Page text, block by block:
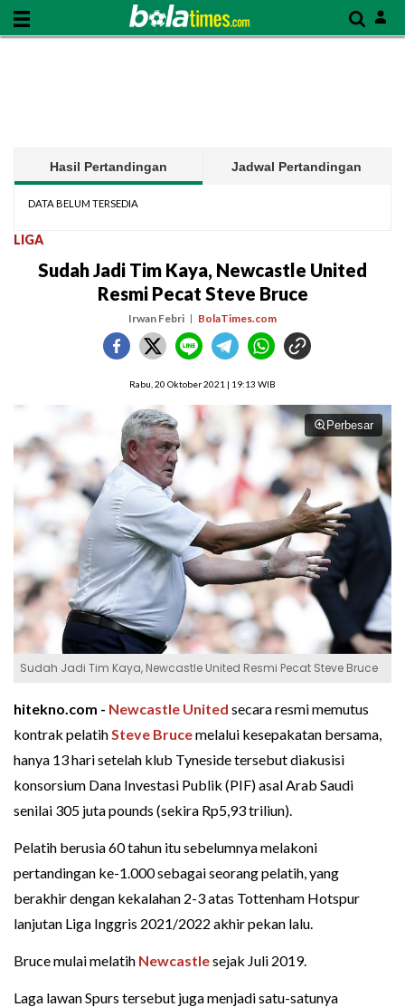
Hasil Pertandingan Jadwal Pertandingan
DATA BELUM TERSEDIA
LIGA
Sudah Jadi Tim Kaya, Newcastle United
Resmi Pecat Steve Bruce
Irwan Febri BolaTimes.com
Rabu, 20 Oktober 2021 | 19:13 WIB
Perbesar
Sudah Jadi Tim Kaya, Newcastle United Resmi Pecat Steve Bruce
hitekno.com - Newcastle United secara resmi memutus
kontrak pelatihSteve Brucemelalui kesepakatan bersama,
hanya 13 hari setelah klub Tyneside tersebut diakusisi
konsorsium Dana Investasi Publik (PIF) asal Arab Saudi
senilai 305 juta pounds (sekira Rp5,93 triliun).
Pelatih berusia 60 tahun itu sebelumnya melakoni
pertandingan ke-1.000 sebagai seorang pelatih, yang
berakhir dengan kekalahan 2-3 atas Tottenham Hotspur
lanjutan Liga Inggris 2021/2022 akhir pekan lalu.
Bruce mulai melatih Newcastlesejak Juli 2019.
Laga lawan Spurs tersebut juga menjadi satu-satunya